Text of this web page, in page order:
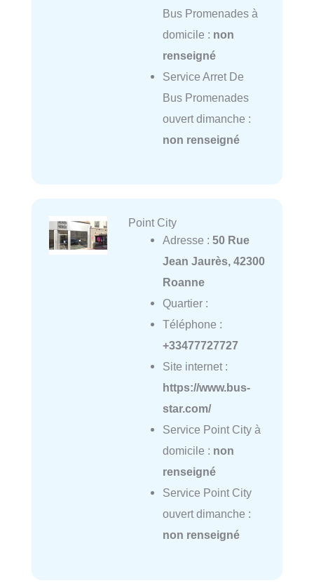
Bus Promenades à
domicile : non
renseigné
Service Arret De
Bus Promenades
ouvert dimanche :
non renseigné
Point City
Adresse : 50 Rue
Jean Jaurès, 42300
Roanne
Quartier :
Téléphone :
+33477727727
Site internet :
https://www.bus-
star.com/
Service Point City à
domicile : non
renseigné
Service Point City
ouvert dimanche :
non renseigné